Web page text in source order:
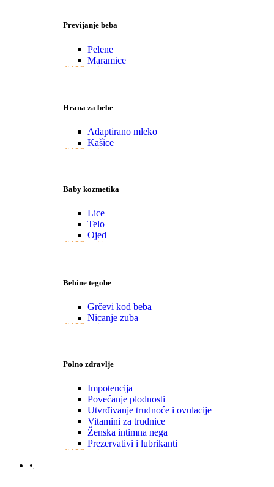
Previjanje beba
Pelene
Maramice
VIŠE
Hrana za bebe
Adaptirano mleko
Kašice
VIŠE
Baby kozmetika
Lice
Telo
Ojed
VIŠE
Bebine tegobe
Grčevi kod beba
Nicanje zuba
VIŠE
Polno zdravlje
Impotencija
Povećanje plodnosti
Utvrđivanje trudnoće i ovulacije
Vitamini za trudnice
Ženska intimna nega
Prezervativi i lubrikanti
VIŠE
•Zdravlje|Žena|Muškaraca